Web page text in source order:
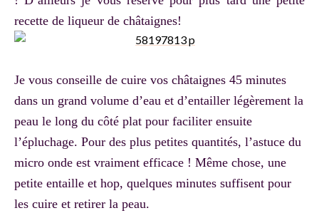
recette de liqueur de châtaignes!
Je vous conseille de cuire vos châtaignes 45 minutes
dans un grand volume d’eau et d’entailler légèrement la
peau le long du côté plat pour faciliter ensuite
l’épluchage. Pour des plus petites quantités, l’astuce du
micro onde est vraiment efficace ! Même chose, une
petite entaille et hop, quelques minutes suffisent pour
les cuire et retirer la peau.